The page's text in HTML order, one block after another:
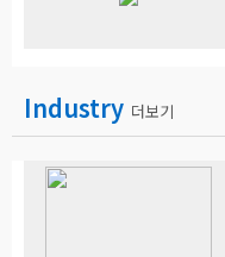
Industry 더보기